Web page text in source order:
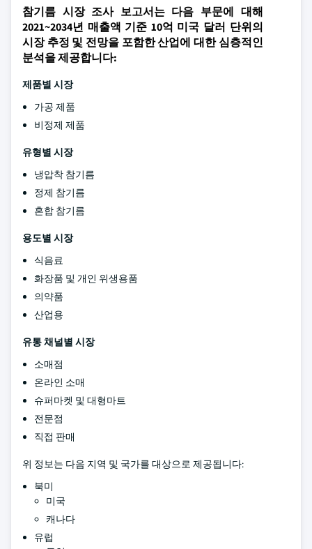
참기름 시장 조사 보고서는 다음 부문에 대해
2021~2034년 매출액 기준 10억 미국 달러 단위의
시장 추정 및 전망을 포함한 산업에 대한 심층적인
분석을 제공합니다:
제품별 시장
가공 제품
비정제 제품
유형별 시장
냉압착 참기름
정제 참기름
혼합 참기름
용도별 시장
식음료
화장품 및 개인 위생용품
의약품
산업용
유통 채널별 시장
소매점
온라인 소매
슈퍼마켓 및 대형마트
전문점
직접 판매
위 정보는 다음 지역 및 국가를 대상으로 제공됩니다:
북미
미국
캐나다
유럽